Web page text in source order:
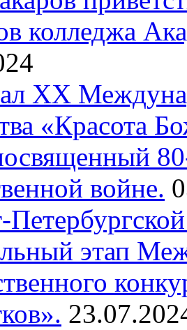
колледжа
XX
«Красота
войне.
этап